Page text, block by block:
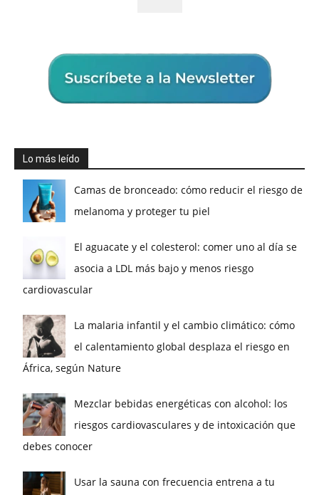
Lo más leído
Camas de bronceado: cómo reducir el riesgo de
melanoma y proteger tu piel
El aguacate y el colesterol: comer uno al día se
asocia a LDL más bajo y menos riesgo
cardiovascular
La malaria infantil y el cambio climático: cómo
el calentamiento global desplaza el riesgo en
África, según Nature
Mezclar bebidas energéticas con alcohol: los
riesgos cardiovasculares y de intoxicación que
debes conocer
Usar la sauna con frecuencia entrena a tu